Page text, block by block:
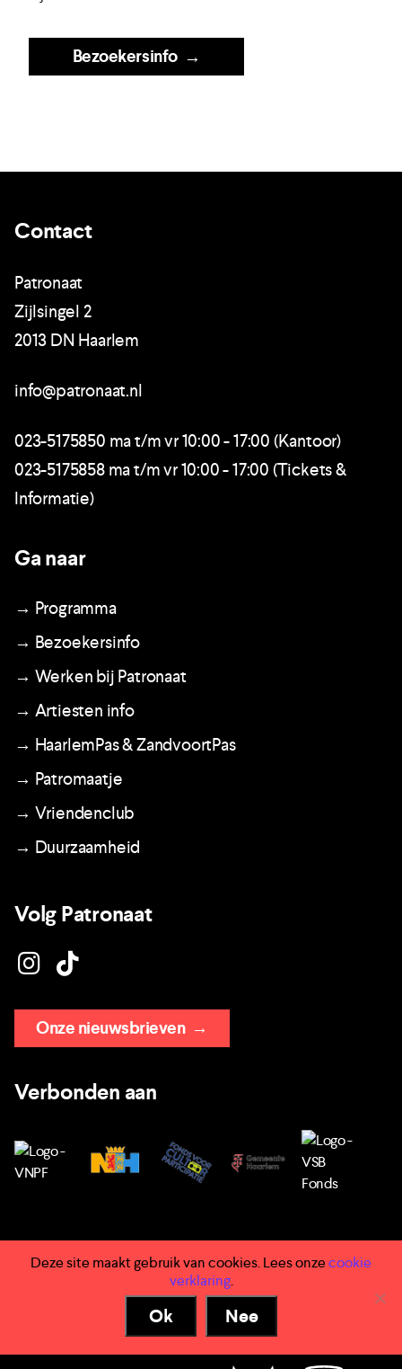
Bezoekersinfo→
Contact
Patronaat
Zijlsingel 2
2013 DN Haarlem
info@patronaat.nl
023-5175850 ma t/m vr 10:00 - 17:00 (Kantoor)
023-5175858 ma t/m vr 10:00 - 17:00 (Tickets &
Informatie)
Ga naar
→ Programma
→ Bezoekersinfo
→ Werken bij Patronaat
→ Artiesten info
→ HaarlemPas & ZandvoortPas
→ Patromaatje
→ Vriendenclub
→ Duurzaamheid
Volg Patronaat
Onze nieuwsbrieven→
Verbonden aan
Deze site maakt gebruik van cookies. Lees onzecookie
verklaring.
Ok Nee